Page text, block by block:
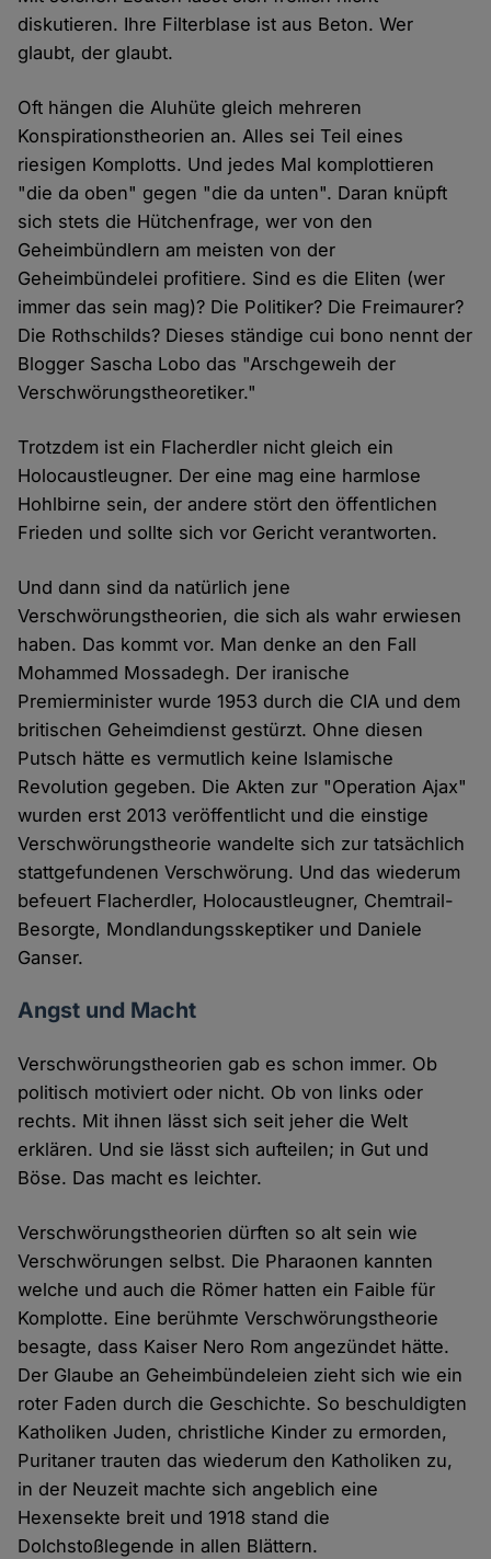
diskutieren. Ihre Filterblase ist aus Beton. Wer
glaubt, der glaubt.
Oft hängen die Aluhüte gleich mehreren
Konspirationstheorien an. Alles sei Teil eines
riesigen Komplotts. Und jedes Mal komplottieren
"die da oben" gegen "die da unten". Daran knüpft
sich stets die Hütchenfrage, wer von den
Geheimbündlern am meisten von der
Geheimbündelei profitiere. Sind es die Eliten (wer
immer das sein mag)? Die Politiker? Die Freimaurer?
Die Rothschilds? Dieses ständige cui bono nennt der
Blogger Sascha Lobo das "Arschgeweih der
Verschwörungstheoretiker."
Trotzdem ist ein Flacherdler nicht gleich ein
Holocaustleugner. Der eine mag eine harmlose
Hohlbirne sein, der andere stört den öffentlichen
Frieden und sollte sich vor Gericht verantworten.
Und dann sind da natürlich jene
Verschwörungstheorien, die sich als wahr erwiesen
haben. Das kommt vor. Man denke an den Fall
Mohammed Mossadegh. Der iranische
Premierminister wurde 1953 durch die CIA und dem
britischen Geheimdienst gestürzt. Ohne diesen
Putsch hätte es vermutlich keine Islamische
Revolution gegeben. Die Akten zur "Operation Ajax"
wurden erst 2013 veröffentlicht und die einstige
Verschwörungstheorie wandelte sich zur tatsächlich
stattgefundenen Verschwörung. Und das wiederum
befeuert Flacherdler, Holocaustleugner, Chemtrail-
Besorgte, Mondlandungsskeptiker und Daniele
Ganser.
Angst und Macht
Verschwörungstheorien gab es schon immer. Ob
politisch motiviert oder nicht. Ob von links oder
rechts. Mit ihnen lässt sich seit jeher die Welt
erklären. Und sie lässt sich aufteilen; in Gut und
Böse. Das macht es leichter.
Verschwörungstheorien dürften so alt sein wie
Verschwörungen selbst. Die Pharaonen kannten
welche und auch die Römer hatten ein Faible für
Komplotte. Eine berühmte Verschwörungstheorie
besagte, dass Kaiser Nero Rom angezündet hätte.
Der Glaube an Geheimbündeleien zieht sich wie ein
roter Faden durch die Geschichte. So beschuldigten
Katholiken Juden, christliche Kinder zu ermorden,
Puritaner trauten das wiederum den Katholiken zu,
in der Neuzeit machte sich angeblich eine
Hexensekte breit und 1918 stand die
Dolchstoßlegende in allen Blättern.